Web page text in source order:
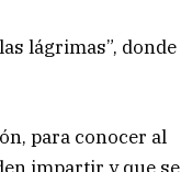
lágrimas”, donde
para conocer al